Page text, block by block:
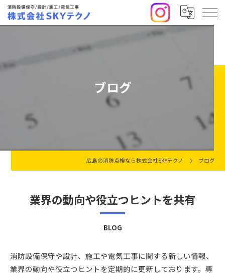
ブログ
広島の消防点検なら株式会社SKYテクノ ブログ
業界の動向や役立つヒントを共有
BLOG
消防設備保守や設計、施工や電気工事に関する新しい情報、
業界の動向や役立つヒントを定期的に更新しております。専